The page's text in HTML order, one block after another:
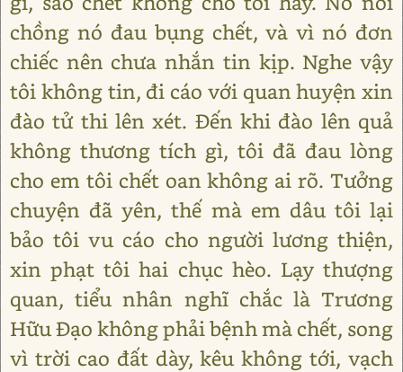
chồng nó đau bụng chết, và vì nó đơn
chiếc nên chưa nhắn tin kịp. Nghe vậy
tôi không tin, đi cáo với quan huyện xin
đào tử thi lên xét. Đến khi đào lên quả
không thương tích gì, tôi đã đau lòng
cho em tôi chết oan không ai rõ. Tưởng
chuyện đã yên, thế mà em dâu tôi lại
bảo tôi vu cáo cho người lương thiện,
xin phạt tôi hai chục hèo. Lạy thượng
quan, tiểu nhân nghĩ chắc là Trương
Hữu Đạo không phải bệnh mà chết, song
vì trời cao đất dày, kêu không tới, vạch